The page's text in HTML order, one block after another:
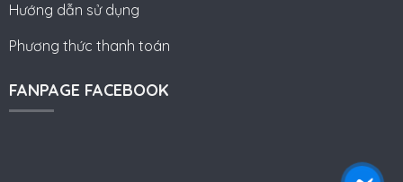
Hướng dẫn sử dụng
Phương thức thanh toán
FANPAGE FACEBOOK